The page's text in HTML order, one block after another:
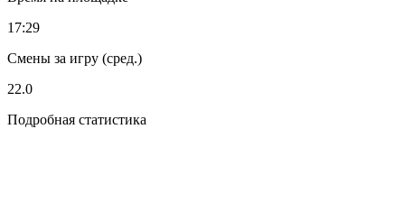
17:29
Смены за игру (сред.)
22.0
Подробная статистика